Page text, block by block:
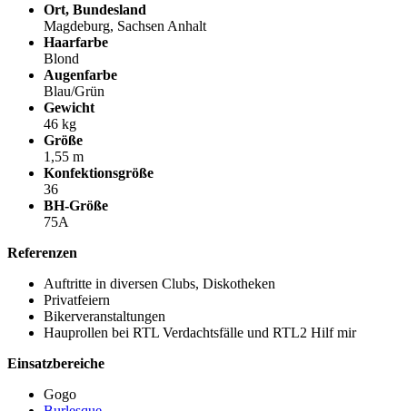
Ort, Bundesland
Magdeburg, Sachsen Anhalt
Haarfarbe
Blond
Augenfarbe
Blau/Grün
Gewicht
46 kg
Größe
1,55 m
Konfektionsgröße
36
BH-Größe
75A
Referenzen
Auftritte in diversen Clubs, Diskotheken
Privatfeiern
Bikerveranstaltungen
Hauprollen bei RTL Verdachtsfälle und RTL2 Hilf mir
Einsatzbereiche
Gogo